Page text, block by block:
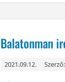
Balatonman
2021.09.12. Szerző: